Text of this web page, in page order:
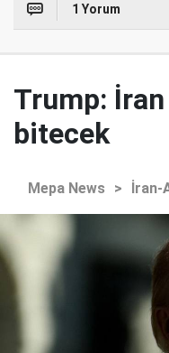
1 Yorum
Trump: İran
bitecek
Mepa News > İran-